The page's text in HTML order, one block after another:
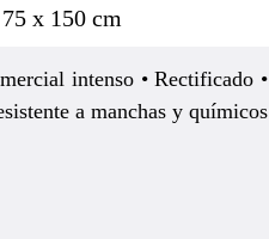
x 150 cm
intenso • Rectificado •
a manchas y químicos